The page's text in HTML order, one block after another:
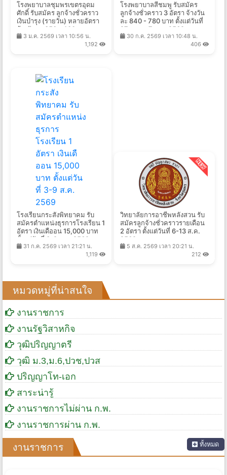
โรงพยาบาลชุมพรเขตรอุดม
ศักดิ์ รับสมัคร ลูกจ้างชั่วคราว
เงินบํารุง (รายวัน) หลายอัตรา
จ้างวันละ 350 - 400 บาท
ตั้งแต่วันที่ 5 ม.ค. - 30 ก.ย.
3 ม.ค. 2569 เวลา 10:56 น.
1,192
โรงพยาบาลสีชมพู รับสมัคร
ลูกจ้างชั่วคราว 3 อัตรา จ้างวัน
ละ 840 - 780 บาท ตั้งแต่วันที่
27 ก.ค. - 7 ส.ค. 2569
30 ก.ค. 2569 เวลา 10:48 น.
406
โรงเรียนกระสังพิทยาคม รับ
สมัครตำแหน่งธุรการโรงเรียน 1
อัตรา เงินเดืออน 15,000 บาท
ตั้งแต่วันที่ 3-9 ส.ค. 2569
31 ก.ค. 2569 เวลา 21:21 น.
1,119
วิทยาลัยการอาชีพหลังสวน รับ
สมัครลูกจ้างชั่วคราวรายเดือน
2 อัตรา ตั้งแต่วันที่ 6-13 ส.ค.
2569
5 ส.ค. 2569 เวลา 20:21 น.
212
หมวดหมู่ที่น่าสนใจ
งานราชการ
งานรัฐวิสาหกิจ
วุฒิปริญญาตรี
วุฒิ ม.3,ม.6,ปวช,ปวส
ปริญญาโท-เอก
สาระน่ารู้
งานราชการไม่ผ่าน ก.พ.
งานราชการผ่าน ก.พ.
งานราชการ ทั้งหมด